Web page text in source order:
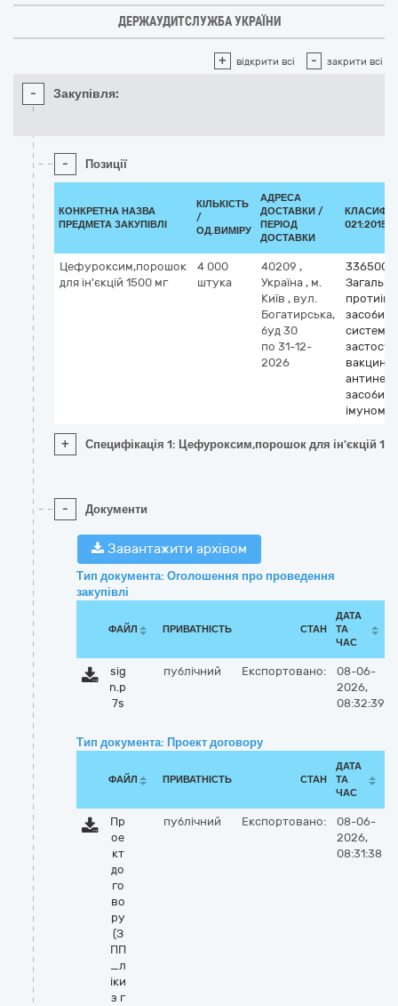
ДЕРЖАУДИТСЛУЖБА УКРАЇНИ
+ відкрити всі - закрити всі
- Закупівля:
- Позиції
КОНКРЕТНА НАЗВА
ПРЕДМЕТА ЗАКУПІВЛІ
КІЛЬКІСТЬ
/
ОД.ВИМІРУ
АДРЕСА
ДОСТАВКИ /
ПЕРІОД
ДОСТАВКИ
021:2015
Цефуроксим,порошок
для ін'єкцій 1500 мг
4 000
штука
40209 ,
Україна , м.
Київ , вул.
Богатирська,
буд 30
по 31-12-
2026
Загальні
засоби
вакцини,
засоби
+ Специфікація 1: Цефуроксим,порошок для ін'єкцій
- Документи
Завантажити архівом
Тип документа: Оголошення про проведення
закупівлі
ФАЙЛ ПРИВАТНІСТЬ СТАН
ДАТА
ТА
ЧАС
sig
n.p
7s
публічний Експортовано:
08-06-
2026,
08:32:39
Тип документа: Проект договору
ФАЙЛ ПРИВАТНІСТЬ СТАН
ДАТА
ТА
ЧАС
Пр
ое
кт
до
го
во
ру
(З
ПП
_л
іки
з г
публічний Експортовано:
08-06-
2026,
08:31:38